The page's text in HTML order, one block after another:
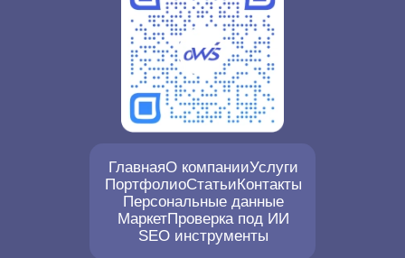
ГлавнаяО компанииУслуги
ПортфолиоСтатьиКонтакты
Персональные данные
МаркетПроверка под ИИ
SEO инструменты